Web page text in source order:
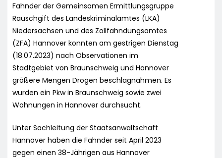
Fahnder der Gemeinsamen Ermittlungsgruppe
Rauschgift des Landeskriminalamtes (LKA)
Niedersachsen und des Zollfahndungsamtes
(ZFA) Hannover konnten am gestrigen Dienstag
(18.07.2023) nach Observationen im
Stadtgebiet von Braunschweig und Hannover
größere Mengen Drogen beschlagnahmen. Es
wurden ein Pkw in Braunschweig sowie zwei
Wohnungen in Hannover durchsucht.
Unter Sachleitung der Staatsanwaltschaft
Hannover haben die Fahnder seit April 2023
gegen einen 38-Jährigen aus Hannover